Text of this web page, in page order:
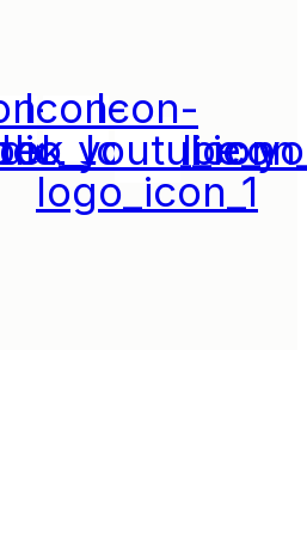
Icon-Icon-
logo_icon_1